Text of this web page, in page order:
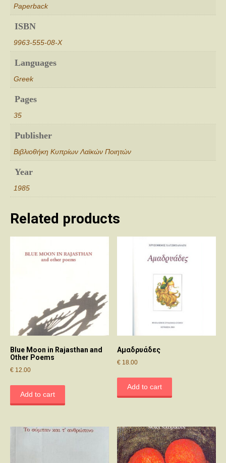
Paperback
ISBN
9963-555-08-Χ
Languages
Greek
Pages
35
Publisher
Βιβλιοθήκη Κυπρίων Λαϊκών Ποιητών
Year
1985
Related products
Blue Moon in Rajasthan and
Other Poems
€ 12.00
Add to cart
Αμαδρυάδες
€ 18.00
Add to cart